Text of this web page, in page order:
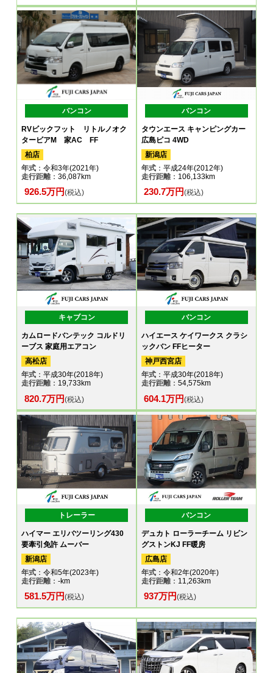
バンコン
RVビックフット リトルノオク
タービアM 家AC FF
柏店
年式 ：令和3年(2021年)
走行距離：36,087km
926.5万円(税込)
バンコン
タウンエース キャンピングカー
広島ピコ 4WD
新潟店
年式：平成24年(2012年)
走行距離：106,133km
230.7万円(税込)
キャブコン
カムロードバンテック コルドリ
ーブス 家庭用エアコン
高松店
年式 ：平成30年(2018年)
走行距離：19,733km
820.7万円(税込)
バンコン
ハイエース ケイワークス クラシ
ックバン FFヒーター
神戸西宮店
年式：平成30年(2018年)
走行距離：54,575km
604.1万円(税込)
トレーラー
ハイマー エリバツーリング430
要牽引免許 ムーバー
新潟店
年式 ：令和5年(2023年)
走行距離：-km
581.5万円(税込)
バンコン
デュカト ローラーチーム リビン
グストンKJ FF暖房
広島店
年式：令和2年(2020年)
走行距離：11,263km
937万円(税込)